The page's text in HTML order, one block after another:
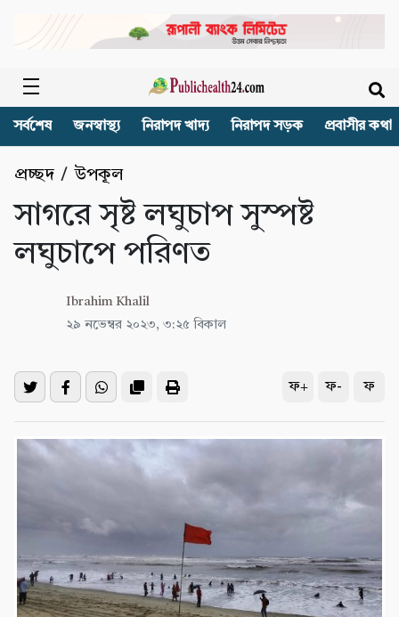
সর্বশেষ জনস্বাস্থ্য নিরাপদ খাদ্য নিরাপদ সড়ক প্রবাসীর কথা
প্রচ্ছদ / উপকূল
সাগরে সৃষ্ট লঘুচাপ সুস্পষ্ট
লঘুচাপে পরিণত
Ibrahim Khalil
২৯ নভেম্বর ২০২৩, ৩:২৫ বিকাল
ফ+ ফ- ফ